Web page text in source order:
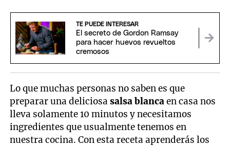
TE PUEDE INTERESAR
El secreto de Gordon Ramsay
para hacer huevos revueltos
cremosos
Lo que muchas personas no saben es que
preparar una deliciosasalsa blancaen casa nos
lleva solamente 10 minutos y necesitamos
ingredientes que usualmente tenemos en
nuestra cocina. Con esta receta aprenderás los